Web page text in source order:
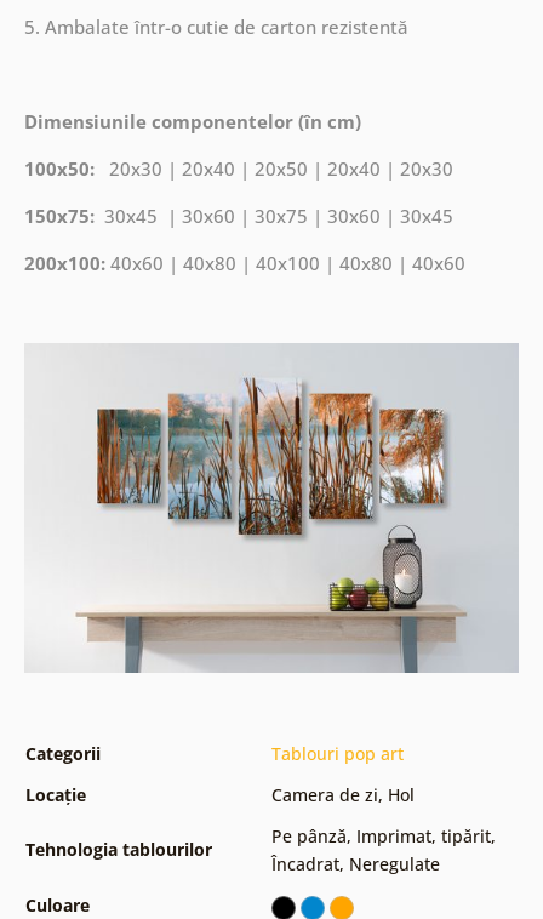
5. Ambalate într-o cutie de carton rezistentă
Dimensiunile componentelor (în cm)
100x50: 20x30 | 20x40 | 20x50 | 20x40 | 20x30
150x75: 30x45 | 30x60 | 30x75 | 30x60 | 30x45
200x100: 40x60 | 40x80 | 40x100 | 40x80 | 40x60
Categorii
Tablouri pop art
Locație
Camera de zi, Hol
Tehnologia tablourilor
Pe pânză, Imprimat, tipărit,
Încadrat, Neregulate
Culoare